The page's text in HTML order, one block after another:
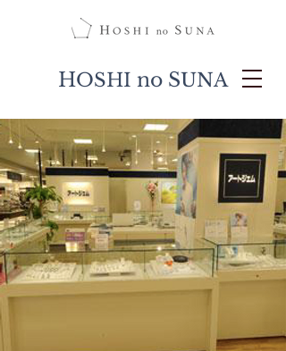
HOSHI no SUNA